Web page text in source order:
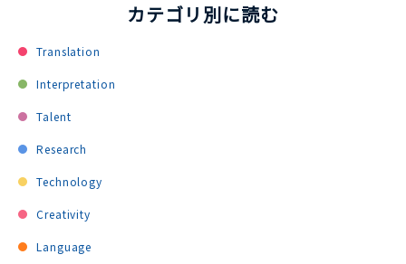
カテゴリ別に読む
Translation
Interpretation
Talent
Research
Technology
Creativity
Language